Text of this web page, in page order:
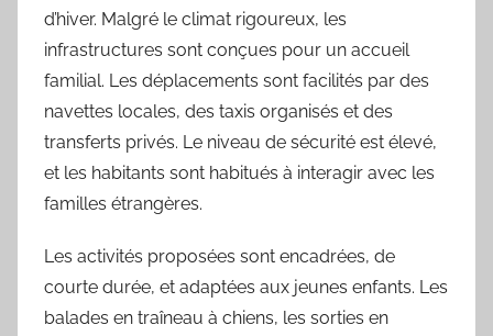
d’hiver. Malgré le climat rigoureux, les
infrastructures sont conçues pour un accueil
familial. Les déplacements sont facilités par des
navettes locales, des taxis organisés et des
transferts privés. Le niveau de sécurité est élevé,
et les habitants sont habitués à interagir avec les
familles étrangères.
Les activités proposées sont encadrées, de
courte durée, et adaptées aux jeunes enfants. Les
balades en traîneau à chiens, les sorties en